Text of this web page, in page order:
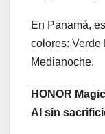
En Panamá,
colores: Verde
Medianoche.
HONOR
AI sin